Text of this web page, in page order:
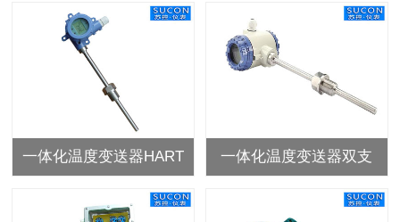
一体化温度变送器HART 一体化温度变送器双支